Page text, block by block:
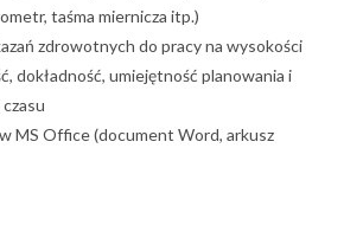
taśma miernicza itp.)
zdrowotnych do pracy na wysokości
dokładność, umiejętność planowania i
MS Office (document Word, arkusz